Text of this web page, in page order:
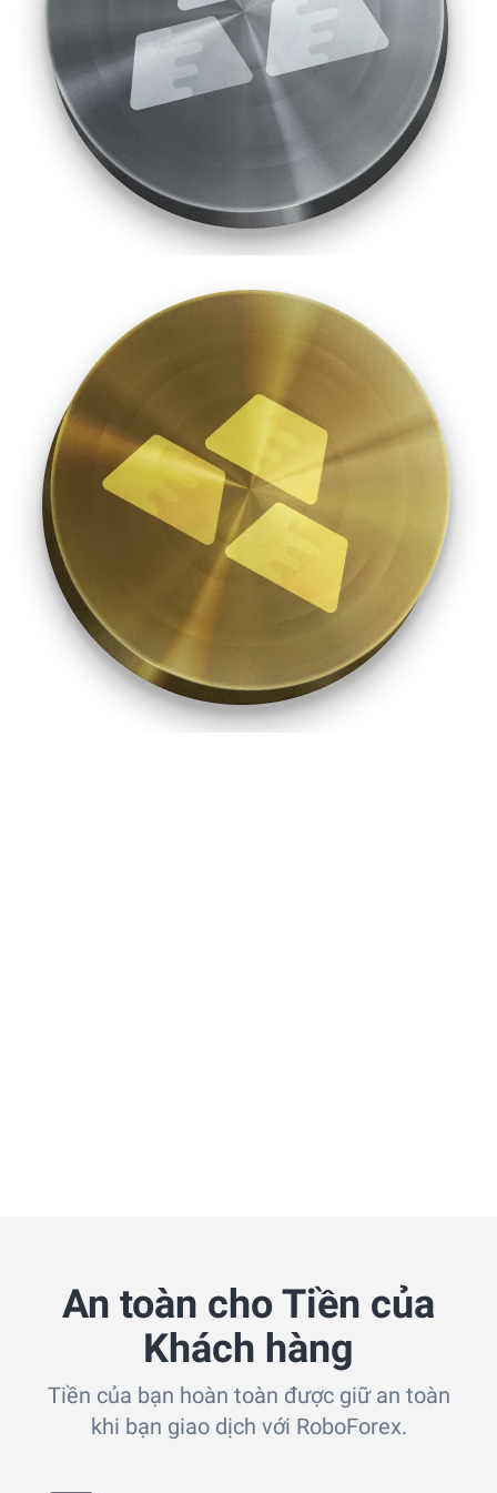
An toàn cho Tiền của
Khách hàng
Tiền của bạn hoàn toàn được giữ an toàn
khi bạn giao dịch với RoboForex.